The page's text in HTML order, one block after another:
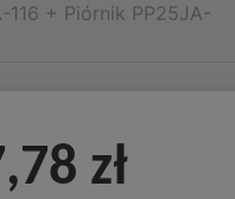
116 + Piórnik PP25JA-
zł